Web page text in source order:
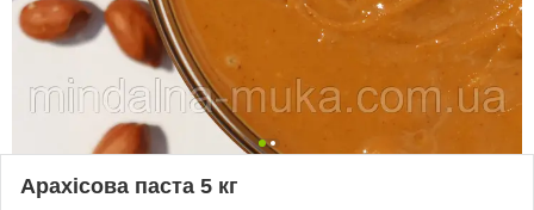
Арахісова паста 5 кг